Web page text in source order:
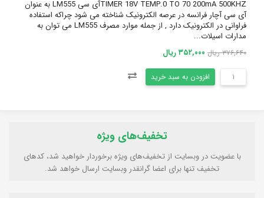
TIMER 18V TEMP.0 TO 70 200mA 500KHZآی سی LM555 به عنوان
آی سی آچار فرانسه در عرصه الکترونیک شناخته می شود چراکه استفاده
فراوانی در الکترونیک دارد , از جمله موارد مصرف LM555 می توان به
مدارات اسیلات...
۳۷۶,۶۴۰ ریال ۳۵۲,۰۰۰ ریال
افزودن به سبد خرید
تخفیف‌های ویژه
با عضویت در وبسایت از تخفیف‌های ویژه برخوردار خواهید شد، کدهای
تخفیف تنها برای اعضا گرانقدر وبسایت ارسال خواهد شد.